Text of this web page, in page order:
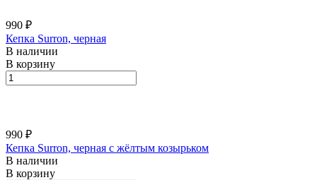
990 ₽
Кепка Surron, черная
В наличии
В корзину
990 ₽
Кепка Surron, черная с жёлтым козырьком
В наличии
В корзину